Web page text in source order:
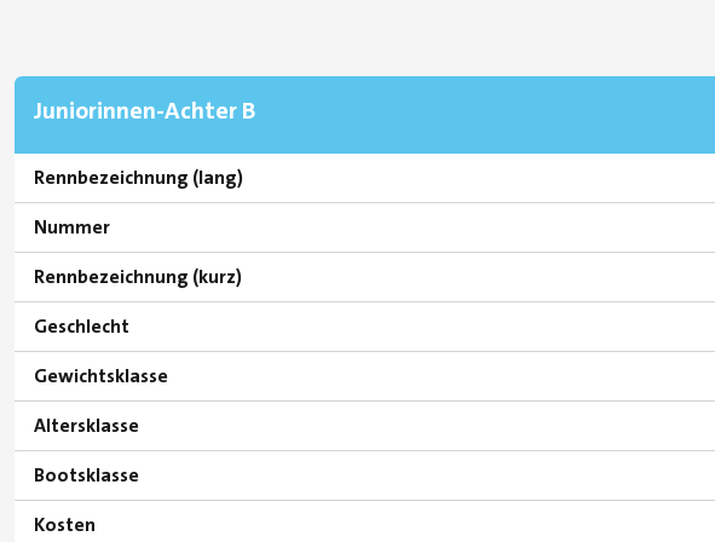
Juniorinnen-Achter B
Rennbezeichnung (lang)
Nummer
Rennbezeichnung (kurz)
Geschlecht
Gewichtsklasse
Altersklasse
Bootsklasse
Kosten